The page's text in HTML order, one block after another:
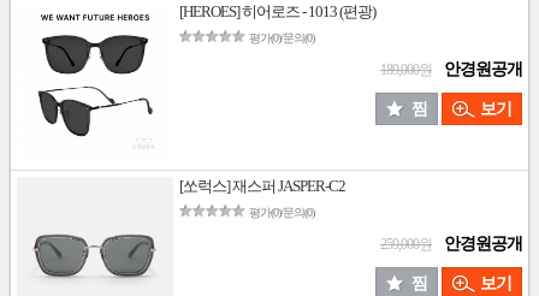
[HEROES] 히어로즈 - 1013 (편광)
평가(0)/문의(0)
189,000원 안경원공개
보기
찜
[쏘럭스] 재스퍼 JASPER-C2
평가(0)/문의(0)
259,000원 안경원공개
보기
찜